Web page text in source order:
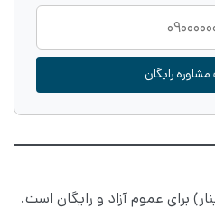
رایگان
برای عموم آزاد و رایگان است.